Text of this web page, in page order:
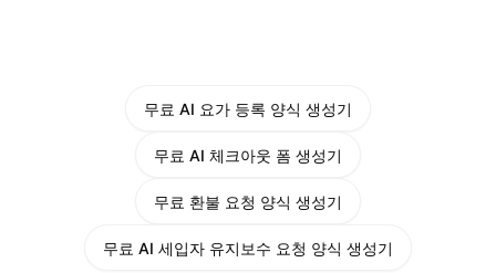
무료 AI 요가 등록 양식 생성기
무료 AI 체크아웃 폼 생성기
무료 환불 요청 양식 생성기
무료 AI 세입자 유지보수 요청 양식 생성기